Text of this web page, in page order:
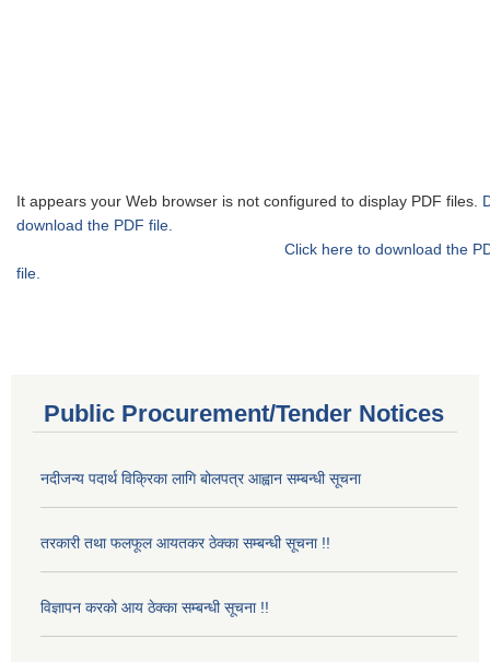
It appears your Web browser is not configured to display PDF files.
download the PDF file.
Click here to download the
file.
Public Procurement/Tender Notices
नदीजन्य पदार्थ विक्रिका लागि बोलपत्र आह्वान सम्बन्धी सूचना
तरकारी तथा फलफूल आयतकर ठेक्का सम्बन्धी सूचना !!
विज्ञापन करको आय ठेक्का सम्बन्धी सूचना !!